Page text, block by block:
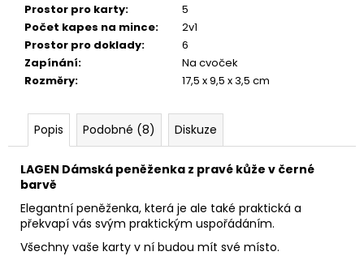
Prostor pro karty:
5
Počet kapes na mince:
2v1
Prostor pro doklady:
6
Zapínání:
Na cvoček
Rozměry: 17,5 x 9,5 x 3,5 cm
Popis Podobné (8) Diskuze
LAGEN Dámská peněženka z pravé kůže v černé
barvě
Elegantní peněženka, která je ale také praktická a
překvapí vás svým praktickým uspořádáním.
Všechny vaše karty v ní budou mít své místo.